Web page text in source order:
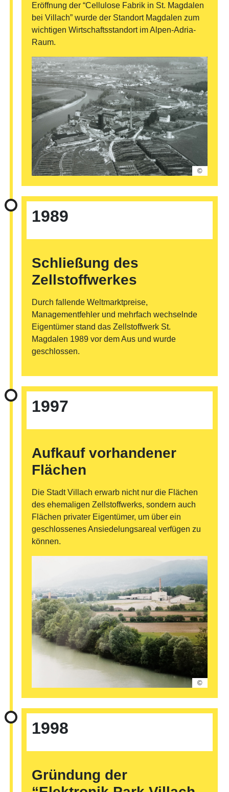
Eröffnung der “Cellulose Fabrik in St. Magdalen
bei Villach” wurde der Standort Magdalen zum
wichtigen Wirtschaftsstandort im Alpen-Adria-
Raum.
©
1989
Schließung des
Zellstoffwerkes
Durch fallende Weltmarktpreise,
Managementfehler und mehrfach wechselnde
Eigentümer stand das Zellstoffwerk St.
Magdalen 1989 vor dem Aus und wurde
geschlossen.
1997
Aufkauf vorhandener
Flächen
Die Stadt Villach erwarb nicht nur die Flächen
des ehemaligen Zellstoffwerks, sondern auch
Flächen privater Eigentümer, um über ein
geschlossenes Ansiedelungsareal verfügen zu
können.
©
1998
Gründung der